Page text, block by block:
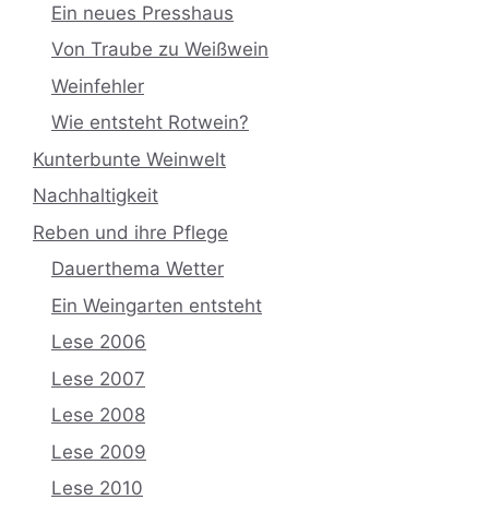
Ein neues Presshaus
Von Traube zu Weißwein
Weinfehler
Wie entsteht Rotwein?
Kunterbunte Weinwelt
Nachhaltigkeit
Reben und ihre Pflege
Dauerthema Wetter
Ein Weingarten entsteht
Lese 2006
Lese 2007
Lese 2008
Lese 2009
Lese 2010